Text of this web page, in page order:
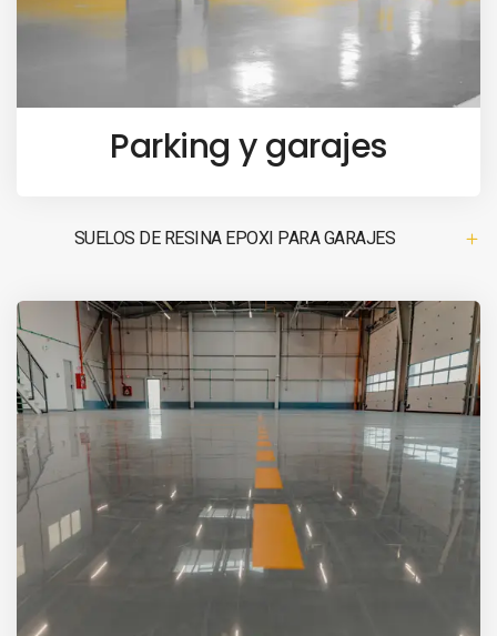
Parking y garajes
SUELOS DE RESINA EPOXI PARA GARAJES